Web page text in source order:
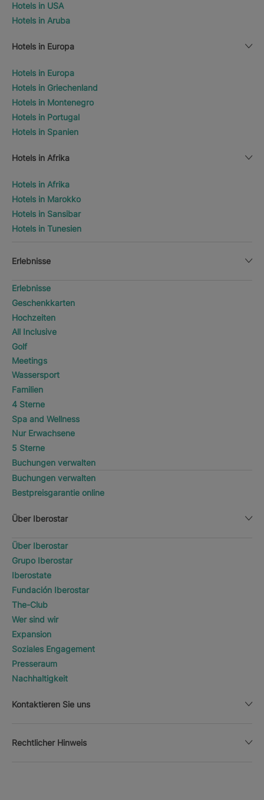
Hotels in USA
Hotels in Aruba
Hotels in Europa
Hotels in Europa
Hotels in Griechenland
Hotels in Montenegro
Hotels in Portugal
Hotels in Spanien
Hotels in Afrika
Hotels in Afrika
Hotels in Marokko
Hotels in Sansibar
Hotels in Tunesien
Erlebnisse
Erlebnisse
Geschenkkarten
Hochzeiten
All Inclusive
Golf
Meetings
Wassersport
Familien
4 Sterne
Spa and Wellness
Nur Erwachsene
5 Sterne
Buchungen verwalten
Buchungen verwalten
Bestpreisgarantie online
Über Iberostar
Über Iberostar
Grupo Iberostar
Iberostate
Fundación Iberostar
The-Club
Wer sind wir
Expansion
Soziales Engagement
Presseraum
Nachhaltigkeit
Kontaktieren Sie uns
Rechtlicher Hinweis